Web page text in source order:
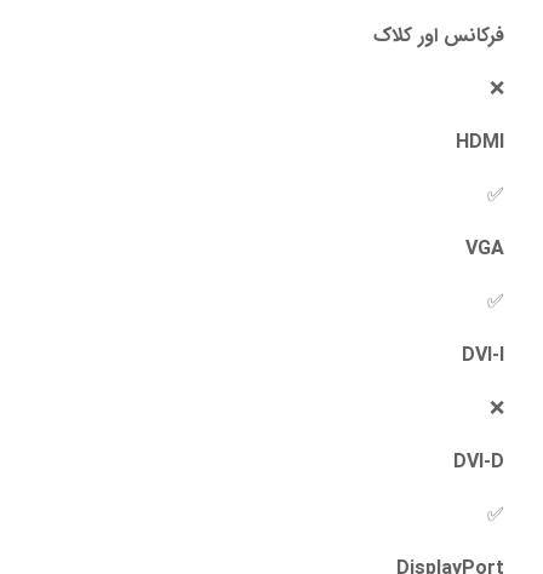
فرکانس اور کلاک
❌
HDMI
✅
VGA
✅
DVI-I
❌
DVI-D
✅